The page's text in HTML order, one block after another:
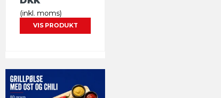
(inkl. moms)
VIS PRODUKT